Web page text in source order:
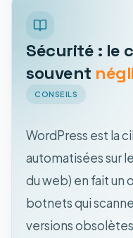
Sécurité : le
souvent
CONSEILS
WordPress est la
automatisées sur
du web) en fait un
botnets qui
versions